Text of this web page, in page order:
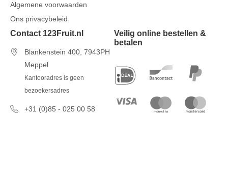
Algemene voorwaarden
Ons privacybeleid
Contact 123Fruit.nl
Blankenstein 400, 7943PH
Meppel
Kantooradres is geen
bezoekersadres
+31 (0)85 - 025 00 58
Veilig online bestellen &
betalen